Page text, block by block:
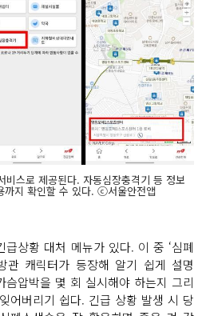
비스로 제공된다. 자동심장충격기 등 정보
까지 확인할 수 있다. ⓒ서울안전앱
상황 대처 메뉴가 있다. 이 중 ‘심폐
관 캐릭터가 등장해 알기 쉽게 설명
압박을 몇 회 실시해야 하는지 그리
어버리기 쉽다. 긴급 상황 발생 시 당